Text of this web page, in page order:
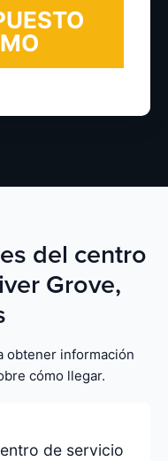
del centro
Grove,
obtener información
cómo llegar.
de servicio